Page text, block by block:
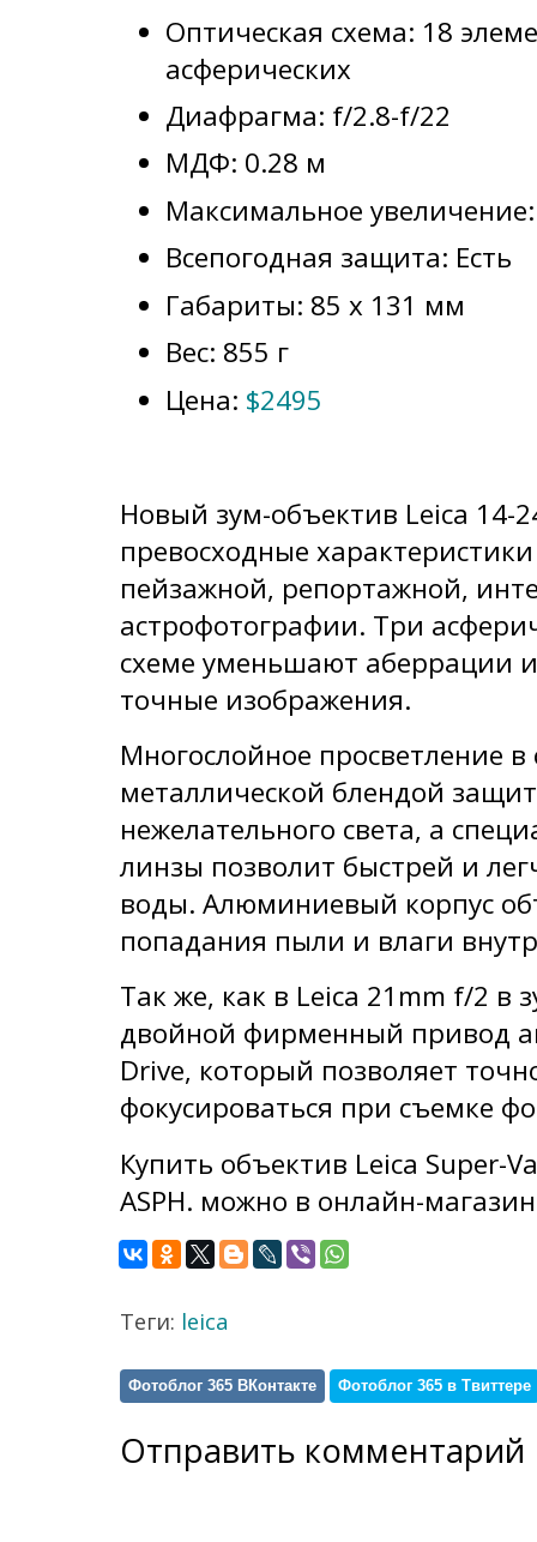
Оптическая схема: 18
асферических
Диафрагма: f/2.8-f/22
МДФ: 0.28 м
Максимальное
Всепогодная защита: Есть
Габариты: 85 x 131 мм
Вес: 855 г
Цена: $2495
Новый зум-объектив Leica 14-
превосходные
пейзажной, репортажной,
астрофотографии. Три
схеме уменьшают аберрации
точные изображения.
Многослойное просветление
металлической блендой
нежелательного света, а
линзы позволит быстрей и
воды. Алюминиевый корпус
попадания пыли и влаги
Так же, как в Leica 21mm f/2 в
двойной фирменный привод
Drive, который позволяет
фокусироваться при съемке
Купить объектив Leica Super-
ASPH. можно в онлайн-
Теги: leica
Фотоблог 365 ВКонтакте Фотоблог 365 в Твиттере
Отправить комментарий